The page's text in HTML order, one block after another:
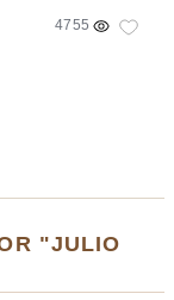
4755
"JULIO